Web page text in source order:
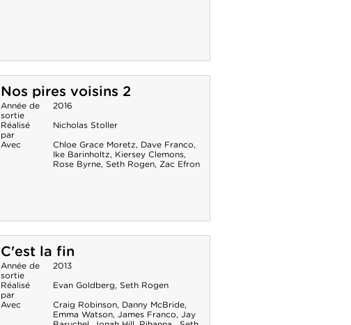
Nos pires voisins 2
Année de
sortie
2016
Réalisé
par
Nicholas Stoller
Avec
Chloe Grace Moretz, Dave Franco,
Ike Barinholtz, Kiersey Clemons,
Rose Byrne, Seth Rogen, Zac Efron
C'est la fin
Année de
sortie
2013
Réalisé
par
Evan Goldberg, Seth Rogen
Avec
Craig Robinson, Danny McBride,
Emma Watson, James Franco, Jay